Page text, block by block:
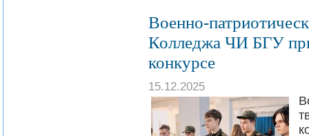
Военно-
Колледжа ЧИ БГУ
конкурсе
15.12.2025